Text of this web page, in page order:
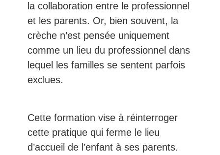
la collaboration entre le professionnel
et les parents. Or, bien souvent, la
crèche n’est pensée uniquement
comme un lieu du professionnel dans
lequel les familles se sentent parfois
exclues.
Cette formation vise à réinterroger
cette pratique qui ferme le lieu
d’accueil de l’enfant à ses parents.